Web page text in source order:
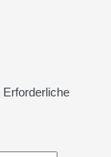
Erforderliche